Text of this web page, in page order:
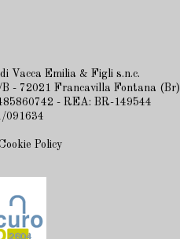
di Vacca Emilia & Figli s.n.c.
- 72021 Francavilla Fontana (Br)
- REA: BR-149544
091634
Policy